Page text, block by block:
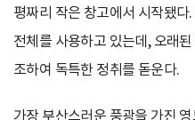
평짜리 작은 창고에서 시작됐
전체를 사용하고 있는데, 오래
조하여 독특한 정취를 돋운다.
가장 부산스러운 풍광을 가진